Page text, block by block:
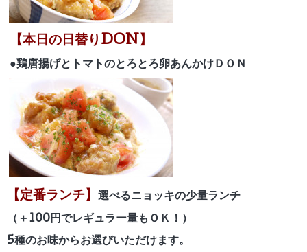
【本日の日替りDON】
●鶏唐揚げとトマトのとろとろ卵あんかけＤＯＮ
【定番ランチ】 選べるニョッキの少量ランチ
（＋100円でレギュラー量もＯＫ！）
5種のお味からお選びいただけます。